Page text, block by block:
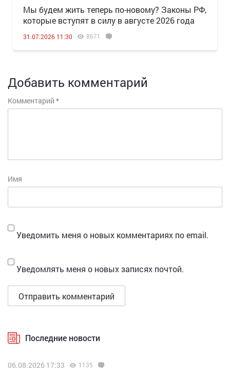
Мы будем жить теперь по-новому? Законы РФ,
которые вступят в силу в августе 2026 года
31.07.2026 11:30 8671
Добавить комментарий
Комментарий *
Имя
Уведомить меня о новых комментариях по email.
Уведомлять меня о новых записях почтой.
Последние новости
06.08.2026 17:33 1135